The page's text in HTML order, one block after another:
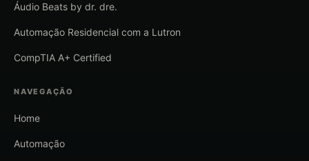
Áudio Beats by dr. dre.
Automação Residencial com a Lutron
CompTIA A+ Certified
NAVEGAÇÃO
Home
Automação